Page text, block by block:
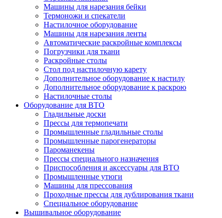
Машины для нарезания бейки
Термоножи и спекатели
Настилочное оборудование
Машины для нарезания ленты
Автоматические раскройные комплексы
Погрузчики для ткани
Раскройные столы
Стол под настилочную карету
Дополнительное оборудование к настилу
Дополнительное оборудование к раскрою
Настилочные столы
Оборудование для ВТО
Гладильные доски
Прессы для термопечати
Промышленные гладильные столы
Промышленные парогенераторы
Пароманекены
Прессы специального назначения
Приспособления и аксессуары для ВТО
Промышленные утюги
Машины для прессования
Проходные прессы для дублирования ткани
Специальное оборудование
Вышивальное оборудование